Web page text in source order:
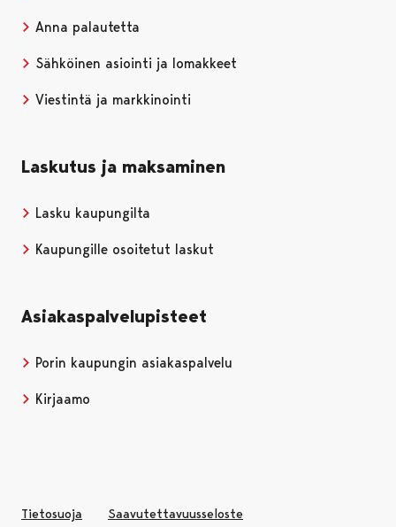
Anna palautetta
Sähköinen asiointi ja lomakkeet
Viestintä ja markkinointi
Laskutus ja maksaminen
Lasku kaupungilta
Kaupungille osoitetut laskut
Asiakaspalvelupisteet
Porin kaupungin asiakaspalvelu
Kirjaamo
Tietosuoja Saavutettavuusseloste